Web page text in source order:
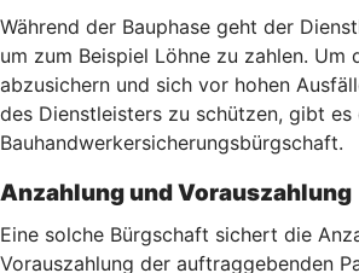
Während der Bauphase geht der
um zum Beispiel Löhne zu zahlen. Um
abzusichern und sich vor hohen
des Dienstleisters zu schützen, gibt es
Bauhandwerkersicherungsbürgschaft.
Anzahlung und Vorauszahlung
Eine solche Bürgschaft sichert die
Vorauszahlung der auftraggebenden